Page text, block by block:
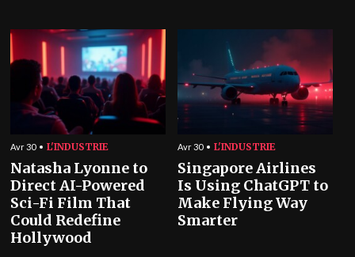
Avr 30 L'INDUSTRIE
Natasha Lyonne to
Direct AI-Powered
Sci-Fi Film That
Could Redefine
Hollywood
Avr 30 L'INDUSTRIE
Singapore Airlines
Is Using ChatGPT to
Make Flying Way
Smarter